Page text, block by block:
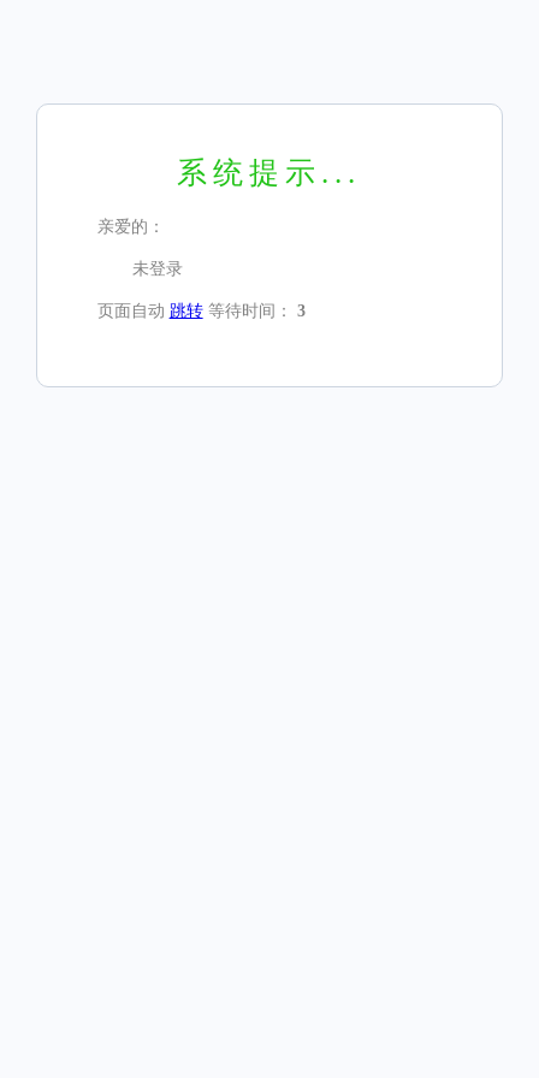
系统提示...
亲爱的：
未登录
页面自动 跳转等待时间： 3